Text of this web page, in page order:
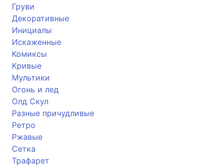
Груви
Декоративные
Инициалы
Искаженные
Комиксы
Кривые
Мультики
Огонь и лед
Олд Скул
Разные причудливые
Ретро
Ржавые
Сетка
Трафарет